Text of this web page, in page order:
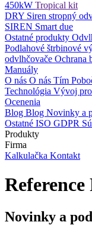
450kW Tropical kit
DRY Siren stropný
SIREN Smart due
Ostatné produkty
Podlahové štrbinové
odvlhčovače Ochrana
Manuály
O nás O nás Tím
Technológia Vývoj
Ocenenia
Blog Blog Novinky a
Ostatné ISO GDPR
Produkty
Firma
Kalkulačka Kontakt
Novinky a